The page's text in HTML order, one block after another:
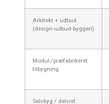
Arkitekt + udbud
(design‑udbud‑byggeri)
Modul-/præfabrikeret
tilbygning
Selvbyg / delvist